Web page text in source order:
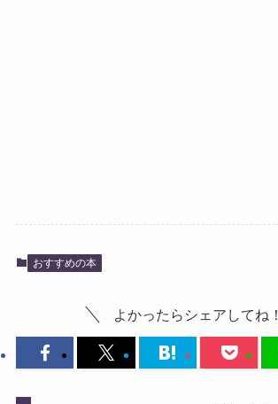
おすすめの本
よかったらシェアしてね！